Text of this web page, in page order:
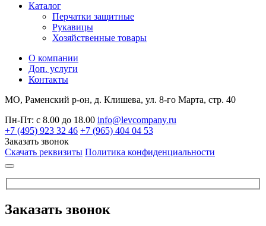
Каталог
Перчатки защитные
Рукавицы
Хозяйственные товары
О компании
Доп. услуги
Контакты
МО, Раменский р-он, д. Клишева, ул. 8-го Марта, стр. 40
Пн-Пт: с 8.00 до 18.00 info@levcompany.ru
+7 (495) 923 32 46 +7 (965) 404 04 53
Заказать звонок
Скачать реквизиты Политика конфиденциальности
Заказать звонок